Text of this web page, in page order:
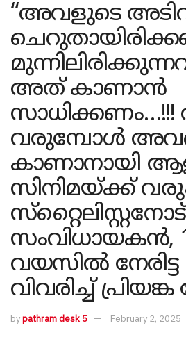
“അവളുടെ
അത് കാണാൻ
വരുമ്പോൾ
കാണാനായി
സിനിമയ്ക്ക്
സ്‌റ്റൈലിസ്റ്റനോട്
സംവിധായകൻ,
വയസിൽ
വിവരിച്ച്
bypathram desk 5 February 2, 2025